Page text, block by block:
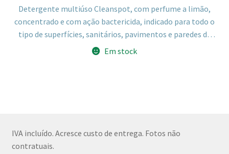
Detergente multiúso Cleanspot, com perfume a limão,
concentrado e com ação bactericida, indicado para todo o
tipo de superfícies, sanitários, pavimentos e paredes de
azulejo. Adequado para uso profissional e doméstico.
Em stock
IVA incluído. Acresce custo de entrega. Fotos não
contratuais.